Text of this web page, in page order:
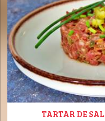
TARTAR DE